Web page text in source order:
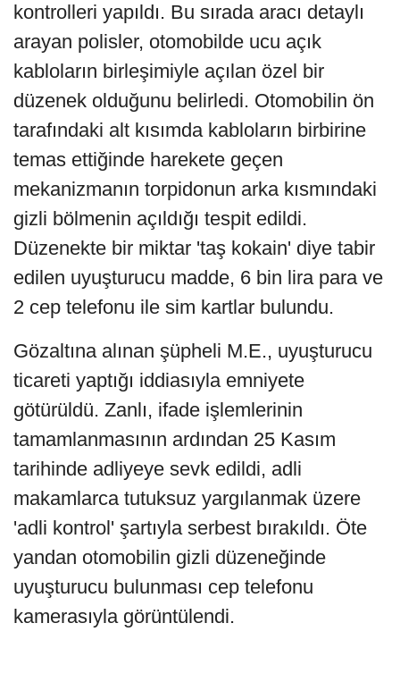
kontrolleri yapıldı. Bu sırada aracı detaylı
arayan polisler, otomobilde ucu açık
kabloların birleşimiyle açılan özel bir
düzenek olduğunu belirledi. Otomobilin ön
tarafındaki alt kısımda kabloların birbirine
temas ettiğinde harekete geçen
mekanizmanın torpidonun arka kısmındaki
gizli bölmenin açıldığı tespit edildi.
Düzenekte bir miktar 'taş kokain' diye tabir
edilen uyuşturucu madde, 6 bin lira para ve
2 cep telefonu ile sim kartlar bulundu.
Gözaltına alınan şüpheli M.E., uyuşturucu
ticareti yaptığı iddiasıyla emniyete
götürüldü. Zanlı, ifade işlemlerinin
tamamlanmasının ardından 25 Kasım
tarihinde adliyeye sevk edildi, adli
makamlarca tutuksuz yargılanmak üzere
'adli kontrol' şartıyla serbest bırakıldı. Öte
yandan otomobilin gizli düzeneğinde
uyuşturucu bulunması cep telefonu
kamerasıyla görüntülendi.